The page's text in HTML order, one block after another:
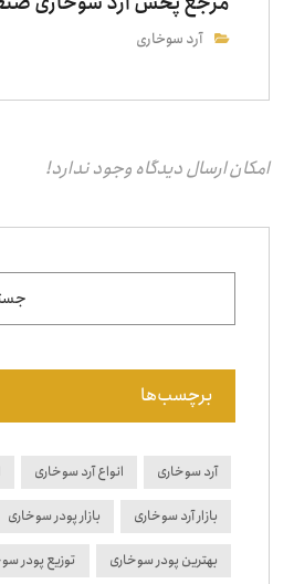
آرد سوخاری
امکان ارسال دیدگاه وجود ندارد!
برچسب‌ها
آرد سوخاری انواع آرد سوخاری
بازار آرد سوخاری بازار پودر سوخاری
بهترین پودر سوخاری توزیع پودر